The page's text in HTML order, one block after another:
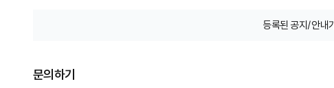
등록된 공지/안내
문의하기